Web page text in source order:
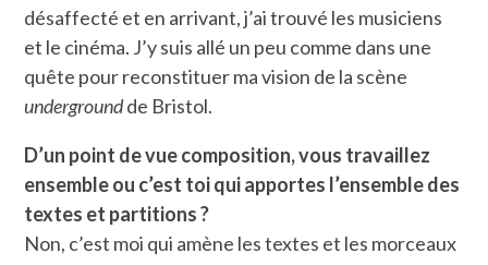
désaffecté et en arrivant, j’ai trouvé les musiciens
et le cinéma. J’y suis allé un peu comme dans une
quête pour reconstituer ma vision de la scène
undergroundde Bristol.
D’un point de vue composition, vous travaillez
ensemble ou c’est toi qui apportes l’ensemble des
textes et partitions ?
Non, c’est moi qui amène les textes et les morceaux